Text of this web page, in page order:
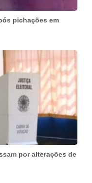
pichações em
por alterações de